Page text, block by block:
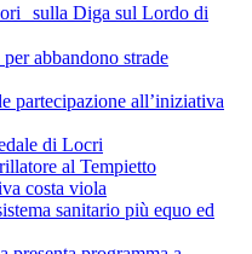
sulla Diga sul Lordo di
abbandono strade
partecipazione all’iniziativa
di Locri
al Tempietto
costa viola
sanitario più equo ed